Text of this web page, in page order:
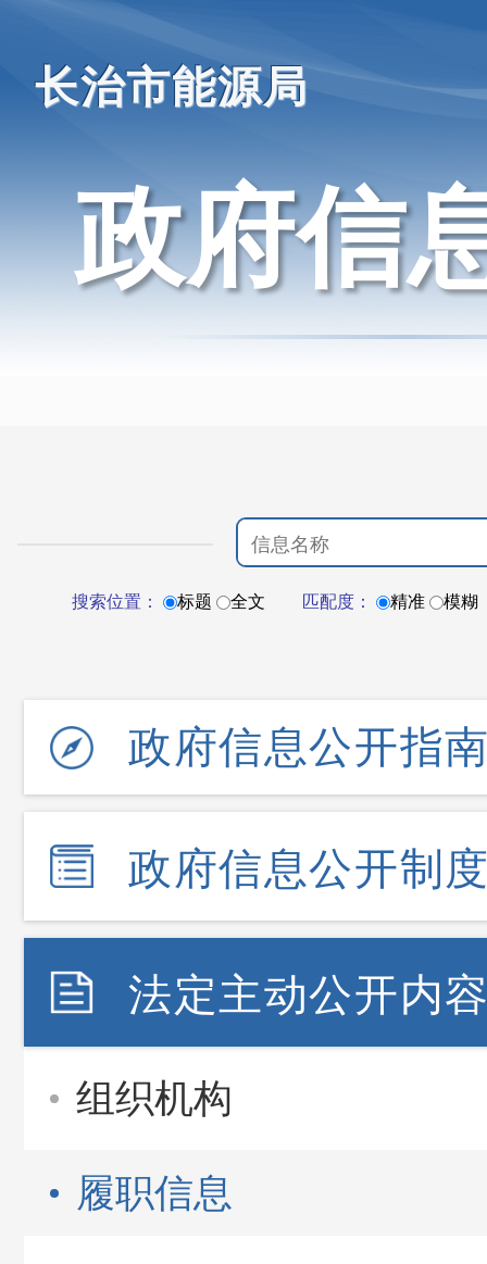
长治市能源局
政府信
搜索位置： 标题 全文 匹配度： 精准 模糊
政府信息公开指
政府信息公开制
法定主动公开内
组织机构
履职信息